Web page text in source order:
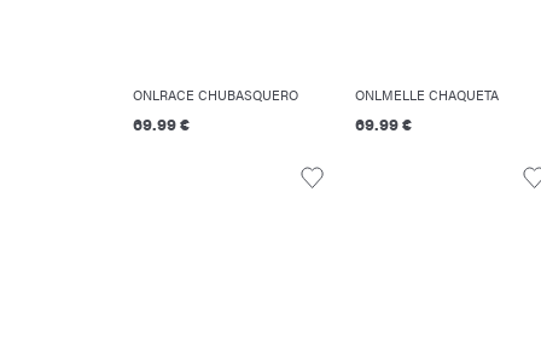
ONLRACE CHUBASQUERO
69.99 €
ONLMELLE CHAQUETA
69.99 €